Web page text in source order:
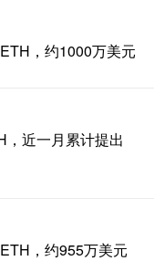
，约1000万美元
近一月累计提出
，约955万美元